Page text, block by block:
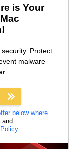
is Your
Protect
malware
.
below where
and
.